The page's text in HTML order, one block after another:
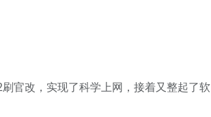
官改，实现了科学上网，接着又整起了软